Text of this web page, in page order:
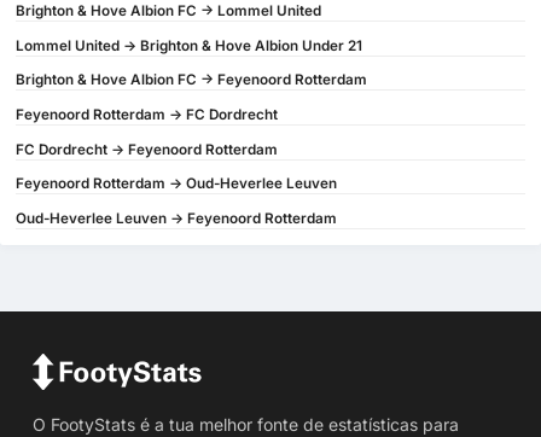
Brighton & Hove Albion FC -> Lommel United
Lommel United -> Brighton & Hove Albion Under 21
Brighton & Hove Albion FC -> Feyenoord Rotterdam
Feyenoord Rotterdam -> FC Dordrecht
FC Dordrecht -> Feyenoord Rotterdam
Feyenoord Rotterdam -> Oud-Heverlee Leuven
Oud-Heverlee Leuven -> Feyenoord Rotterdam
O FootyStats é a tua melhor fonte de estatísticas para